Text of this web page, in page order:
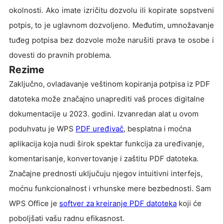
okolnosti. Ako imate izričitu dozvolu ili kopirate sopstveni
potpis, to je uglavnom dozvoljeno. Međutim, umnožavanje
tuđeg potpisa bez dozvole može narušiti prava te osobe i
dovesti do pravnih problema.
Rezime
Zaključno, ovladavanje veštinom kopiranja potpisa iz PDF
datoteka može značajno unaprediti vaš proces digitalne
dokumentacije u 2023. godini. Izvanredan alat u ovom
poduhvatu je WPS PDF uređivač, besplatna i moćna
aplikacija koja nudi širok spektar funkcija za uređivanje,
komentarisanje, konvertovanje i zaštitu PDF datoteka.
Značajne prednosti uključuju njegov intuitivni interfejs,
moćnu funkcionalnost i vrhunske mere bezbednosti. Sam
WPS Office je softver za kreiranje PDF datoteka koji će
poboljšati vašu radnu efikasnost.